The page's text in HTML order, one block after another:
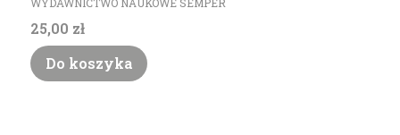
WYDAWNICTWO NAUKOWE SEMPER
Cena
25,00 zł
Do koszyka